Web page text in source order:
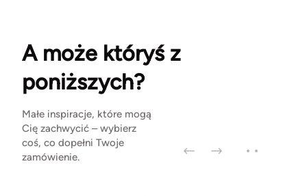
A może któryś z
poniższych?
Małe inspiracje, które mogą
Cię zachwycić – wybierz
coś, co dopełni Twoje
zamówienie.